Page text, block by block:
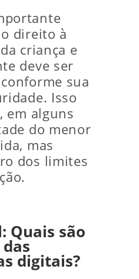
direito à
criança e
deve ser
sua
Isso
em alguns
do menor
mas
dos limites
Quais são
digitais?